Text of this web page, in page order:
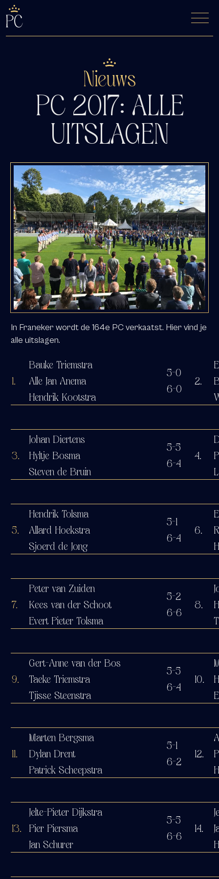
Kaartverkoop
Nieuws
PC 2017: ALLE
UITSLAGEN
In Franeker wordt de 164e PC verkaatst. Hier vind je
alle uitslagen.
1.
Bauke Triemstra
Alle Jan Anema
Hendrik Kootstra
5-0
6-0
2.
3.
Johan Diertens
Hyltje Bosma
Steven de Bruin
5-5
6-4
4.
5.
Hendrik Tolsma
Allard Hoekstra
Sjoerd de Jong
5-1
6-4
6.
7.
Peter van Zuiden
Kees van der Schoot
Evert Pieter Tolsma
5-2
6-6
8.
9.
Gert-Anne van der Bos
Taeke Triemstra
Tjisse Steenstra
5-5
6-4
10.
11.
Marten Bergsma
Dylan Drent
Patrick Scheepstra
5-1
6-2
12.
13.
Jelte-Pieter Dijkstra
Pier Piersma
Jan Schurer
5-5
6-6
14.